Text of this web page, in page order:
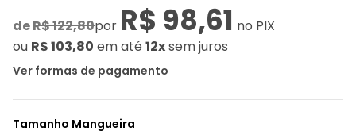
deR$ 122,80por R$ 98,61 no PIX
ou R$ 103,80 em até 12xsem juros
Ver formas de pagamento
Tamanho Mangueira